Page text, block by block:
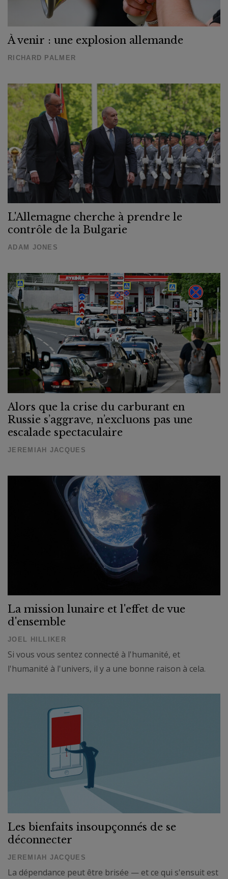
À venir : une explosion allemande
RICHARD PALMER
L'Allemagne cherche à prendre le
contrôle de la Bulgarie
ADAM JONES
Alors que la crise du carburant en
Russie s’aggrave, n’excluons pas une
escalade spectaculaire
JEREMIAH JACQUES
La mission lunaire et l'effet de vue
d'ensemble
JOEL HILLIKER
Si vous vous sentez connecté à l'humanité, et
l'humanité à l'univers, il y a une bonne raison à cela.
Les bienfaits insoupçonnés de se
déconnecter
JEREMIAH JACQUES
La dépendance peut être brisée — et ce qui s'ensuit est